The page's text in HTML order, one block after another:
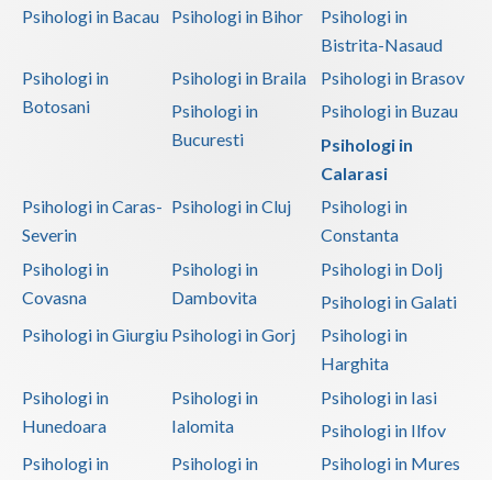
Psihologi in Bacau
Psihologi in Bihor
Psihologi in
Bistrita-Nasaud
Psihologi in
Botosani
Psihologi in Braila
Psihologi in Brasov
Psihologi in
Bucuresti
Psihologi in Buzau
Psihologi in
Calarasi
Psihologi in Caras-
Severin
Psihologi in Cluj
Psihologi in
Constanta
Psihologi in
Covasna
Psihologi in
Dambovita
Psihologi in Dolj
Psihologi in Galati
Psihologi in Giurgiu Psihologi in Gorj
Psihologi in
Harghita
Psihologi in
Hunedoara
Psihologi in
Ialomita
Psihologi in Iasi
Psihologi in Ilfov
Psihologi in
Psihologi in
Psihologi in Mures